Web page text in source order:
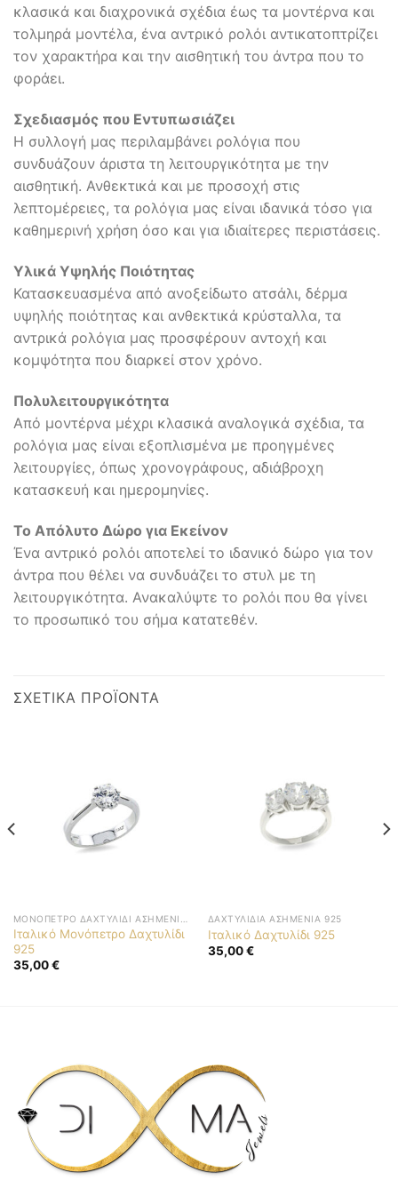
κλασικά και διαχρονικά σχέδια έως τα μοντέρνα και
τολμηρά μοντέλα, ένα αντρικό ρολόι αντικατοπτρίζει
τον χαρακτήρα και την αισθητική του άντρα που το
φοράει.
Σχεδιασμός που Εντυπωσιάζει
Η συλλογή μας περιλαμβάνει ρολόγια που
συνδυάζουν άριστα τη λειτουργικότητα με την
αισθητική. Ανθεκτικά και με προσοχή στις
λεπτομέρειες, τα ρολόγια μας είναι ιδανικά τόσο για
καθημερινή χρήση όσο και για ιδιαίτερες περιστάσεις.
Υλικά Υψηλής Ποιότητας
Κατασκευασμένα από ανοξείδωτο ατσάλι, δέρμα
υψηλής ποιότητας και ανθεκτικά κρύσταλλα, τα
αντρικά ρολόγια μας προσφέρουν αντοχή και
κομψότητα που διαρκεί στον χρόνο.
Πολυλειτουργικότητα
Από μοντέρνα μέχρι κλασικά αναλογικά σχέδια, τα
ρολόγια μας είναι εξοπλισμένα με προηγμένες
λειτουργίες, όπως χρονογράφους, αδιάβροχη
κατασκευή και ημερομηνίες.
Το Απόλυτο Δώρο για Εκείνον
Ένα αντρικό ρολόι αποτελεί το ιδανικό δώρο για τον
άντρα που θέλει να συνδυάζει το στυλ με τη
λειτουργικότητα. Ανακαλύψτε το ρολόι που θα γίνει
το προσωπικό του σήμα κατατεθέν.
ΣΧΕΤΙΚΆ ΠΡΟΪΌΝΤΑ
Ιταλικό Μονόπετρο Δαχτυλίδι
925
35,00€
ΔΑΧΤΥΛΊΔΙΑ ΑΣΗΜΈΝΙΑ 925
Ιταλικό Δαχτυλίδι 925
35,00€